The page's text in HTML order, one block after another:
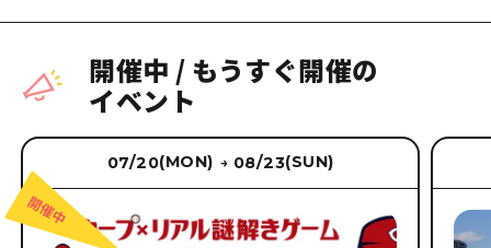
開催中 / もうすぐ開催の
イベント
07/20(MON) → 08/23(SUN)